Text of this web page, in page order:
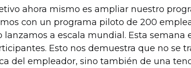
ahora mismo es ampliar nuestro
con un programa piloto de 200
lanzamos a escala mundial. Esta semana
Esto nos demuestra que no se
del empleador, sino también de una